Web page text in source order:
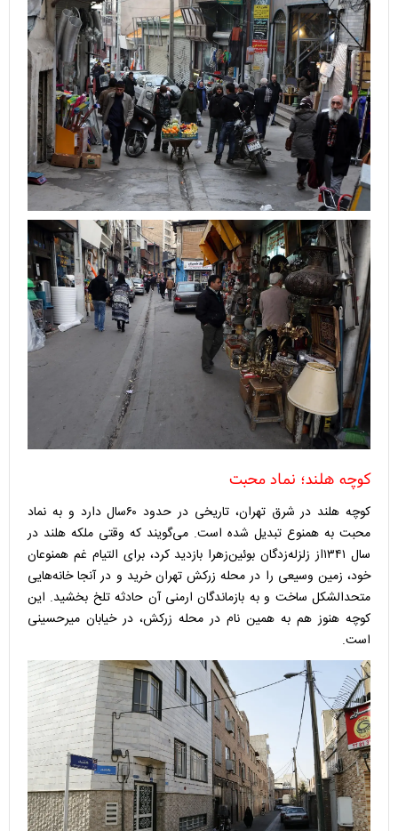
کوچه هلند؛ نماد محبت
کوچه هلند در شرق تهران، تاریخی در حدود ۶۰سال دارد و به نماد
محبت به همنوع تبدیل شده است. می‌گویند که وقتی ملکه هلند در
سال ۱۳۴۱از زلزله‌زدگان بوئین‌زهرا بازدید کرد، برای التیام غم همنوعان
خود، زمین وسیعی را در محله زرکش تهران خرید و در آنجا خانه‌هایی
متحدالشکل ساخت و به بازماندگان ارمنی آن حادثه تلخ بخشید. این
کوچه هنوز هم به همین نام در محله زرکش، در خیابان میرحسینی
است.